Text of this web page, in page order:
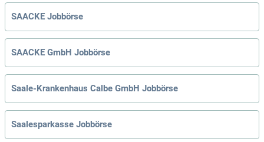
SAACKE Jobbörse
SAACKE GmbH Jobbörse
Saale-Krankenhaus Calbe GmbH Jobbörse
Saalesparkasse Jobbörse